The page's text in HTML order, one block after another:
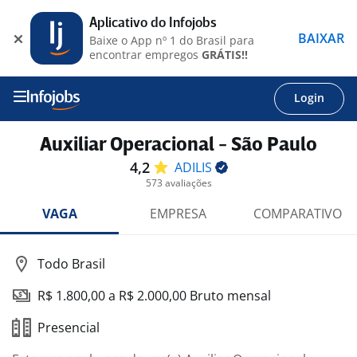
Login
Auxiliar Operacional - São Paulo
4,2 ADILIS
573 avaliações
VAGA EMPRESA COMPARATIVO
Todo Brasil
R$ 1.800,00 a R$ 2.000,00 Bruto mensal
Presencial
Aplicativo do Infojobs
Baixe o App nº 1 do Brasil para
encontrar empregos GRÁTIS!!
BAIXAR